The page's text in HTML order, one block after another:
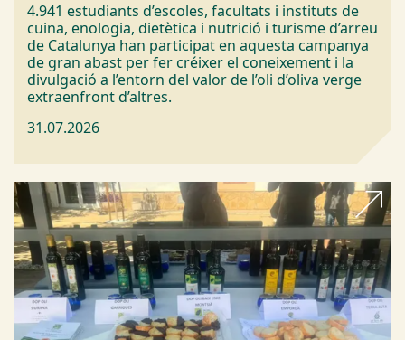
4.941 estudiants d’escoles, facultats i instituts de
cuina, enologia, dietètica i nutrició i turisme d’arreu
de Catalunya han participat en aquesta campanya
de gran abast per fer créixer el coneixement i la
divulgació a l’entorn del valor de l’oli d’oliva verge
extraenfront d’altres.
31.07.2026